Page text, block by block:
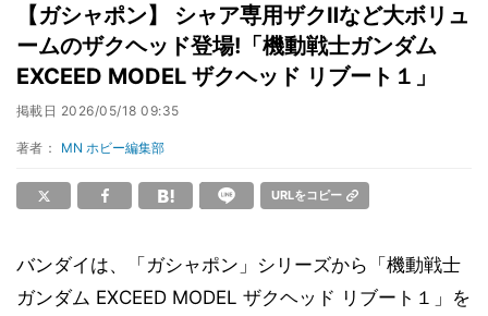
【ガシャポン】 シャア専用ザクⅡなど大ボリュ
ームのザクヘッド登場!「機動戦士ガンダム
EXCEED MODEL ザクヘッド リブート１」
掲載日 2026/05/18 09:35
著者： MN ホビー編集部
URLをコピー
バンダイは、「ガシャポン」シリーズから「機動戦士
ガンダム EXCEED MODEL ザクヘッド リブート１」を